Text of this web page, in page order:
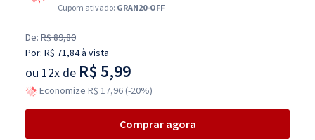
Cupom ativado: GRAN20-OFF
De: R$ 89,80
Por: R$ 71,84à vista
ou 12x de R$ 5,99
Economize R$ 17,96 (-20%)
Comprar agora